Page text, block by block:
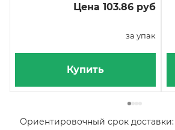
Цена 103.86 руб
за упак
Купить
Ориентировочный срок доставки: